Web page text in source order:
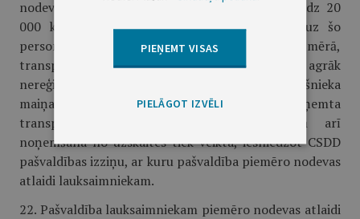
nodevu par kravas automobili ar pilnu masu līdz 20
000 kg, kas ir reģistrēts vai tiek reģistrēts uz šo
personu vārda, samaksājusi 50% apmērā,
transportlīdzekļu valsts tehniskā apskate, Latvijā agrāk
nereģistrēta transportlīdzekļa reģistrācija, īpašnieka
maiņas reģistrācija, no uzskaites noņemta
transportlīdzekļa atkārtota reģistrācija, kā arī
noņemšana no uzskaites tiek veikta, iesniedzot CSDD
pašvaldības izziņu, ar kuru pašvaldība piemēro nodevas
atlaidi lauksaimniekam.
22. Pašvaldība lauksaimniekam piemēro nodevas atlaidi
PIEŅEMT VISAS
PIELĀGOT IZVĒLI